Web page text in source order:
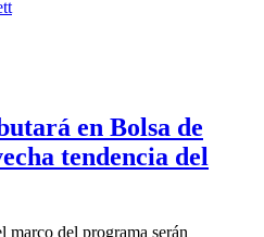
en Bolsa de
tendencia del
marco del programa serán